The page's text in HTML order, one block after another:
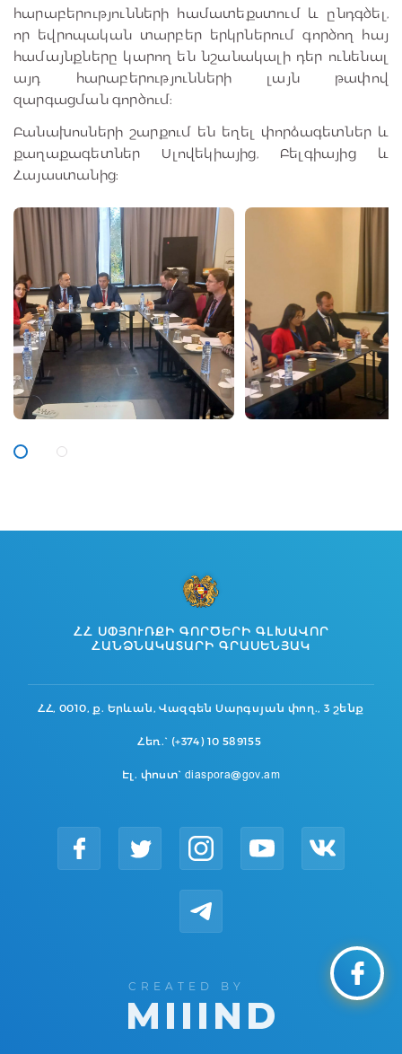
հարաբերությունների համատեքստում և ընդգծել,
որ եվրոպական տարբեր երկրներում գործող հայ
համայնքները կարող են նշանակալի դեր ունենալ
այդ հարաբերությունների լայն թափով
զարգացման գործում:
Բանախոսների շարքում են եղել փորձագետներ և
քաղաքագետներ Սլովեկիայից, Բելգիայից և
Հայաստանից:
ՀՀ ՍՓՅՈՒՌՔԻ ԳՈՐԾԵՐԻ ԳԼԽԱՎՈՐ
ՀԱՆՁՆԱԿԱՏԱՐԻ ԳՐԱՍԵՆՅԱԿ
ՀՀ, 0010, ք. Երևան, Վազգեն Սարգսյան փող., 3 շենք
Հեռ.` (+374) 10 589155
Էլ. փոստ` diaspora@gov.am
CREATED BY